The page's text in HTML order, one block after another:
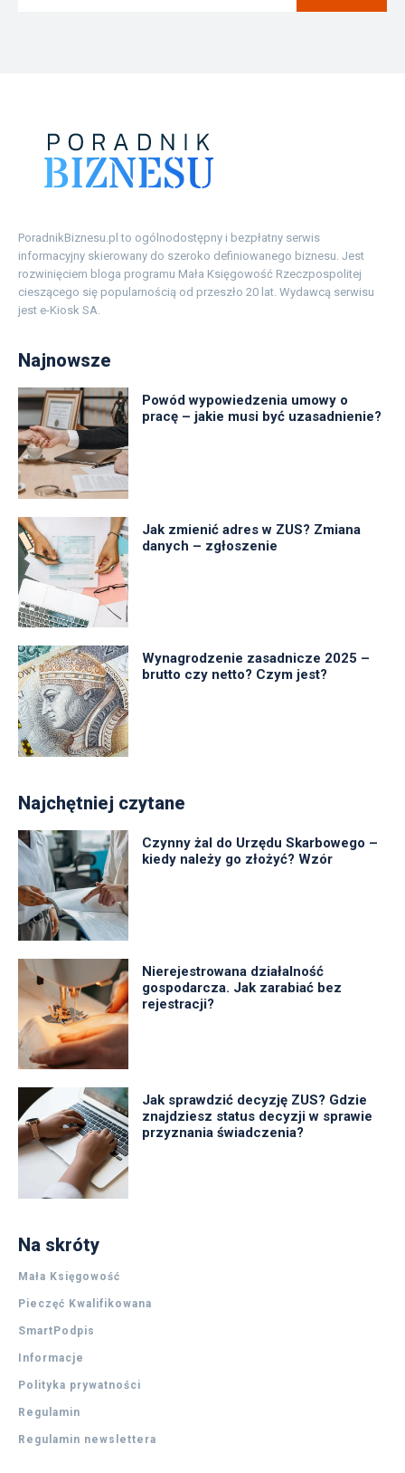
PoradnikBiznesu.pl to ogólnodostępny i bezpłatny serwis
informacyjny skierowany do szeroko definiowanego biznesu. Jest
rozwinięciem bloga programu Mała Księgowość Rzeczpospolitej
cieszącego się popularnością od przeszło 20 lat. Wydawcą serwisu
jest e-Kiosk SA.
Najnowsze
Powód wypowiedzenia umowy o
pracę – jakie musi być uzasadnienie?
Jak zmienić adres w ZUS? Zmiana
danych – zgłoszenie
Wynagrodzenie zasadnicze 2025 –
brutto czy netto? Czym jest?
Najchętniej czytane
Czynny żal do Urzędu Skarbowego –
kiedy należy go złożyć? Wzór
Nierejestrowana działalność
gospodarcza. Jak zarabiać bez
rejestracji?
Jak sprawdzić decyzję ZUS? Gdzie
znajdziesz status decyzji w sprawie
przyznania świadczenia?
Na skróty
Mała Księgowość
Pieczęć Kwalifikowana
SmartPodpis
Informacje
Polityka prywatności
Regulamin
Regulamin newslettera